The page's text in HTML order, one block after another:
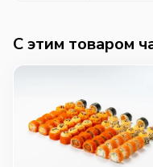
C этим товаром